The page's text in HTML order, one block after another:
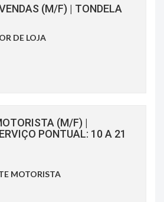
(M/F) | TONDELA
DE LOJA
(M/F) |
PONTUAL: 10 A 21
MOTORISTA